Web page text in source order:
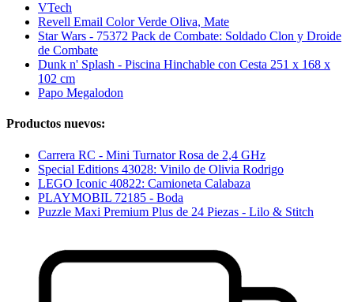
VTech
Revell Email Color Verde Oliva, Mate
Star Wars - 75372 Pack de Combate: Soldado Clon y Droide
de Combate
Dunk n' Splash - Piscina Hinchable con Cesta 251 x 168 x
102 cm
Papo Megalodon
Productos nuevos:
Carrera RC - Mini Turnator Rosa de 2,4 GHz
Special Editions 43028: Vinilo de Olivia Rodrigo
LEGO Iconic 40822: Camioneta Calabaza
PLAYMOBIL 72185 - Boda
Puzzle Maxi Premium Plus de 24 Piezas - Lilo & Stitch